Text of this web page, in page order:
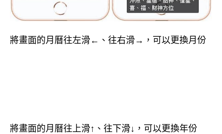
將畫面的月曆往左滑←、往右滑→，可以更換月份
將畫面的月曆往上滑↑、往下滑↓，可以更換年份